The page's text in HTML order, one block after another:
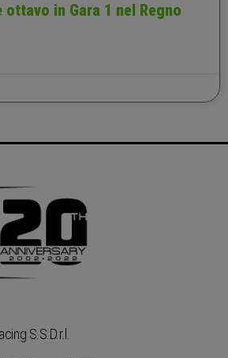
in Gara 1 nel Regno
S.S.D.r.l.